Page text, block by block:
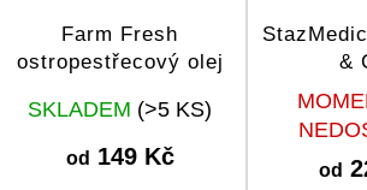
Farm Fresh
ostropestřecový olej
hodnocení
je
SKLADEM (>5 KS)
od 149 Kč
&
od